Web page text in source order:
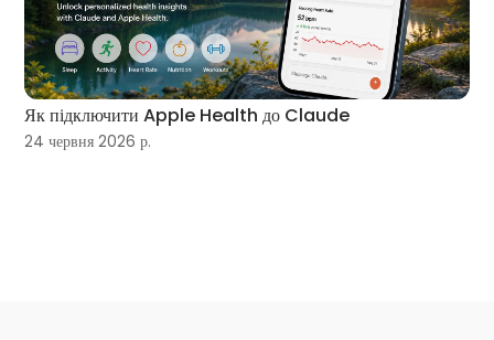
Як підключити Apple Health до Claude
24 червня 2026 р.